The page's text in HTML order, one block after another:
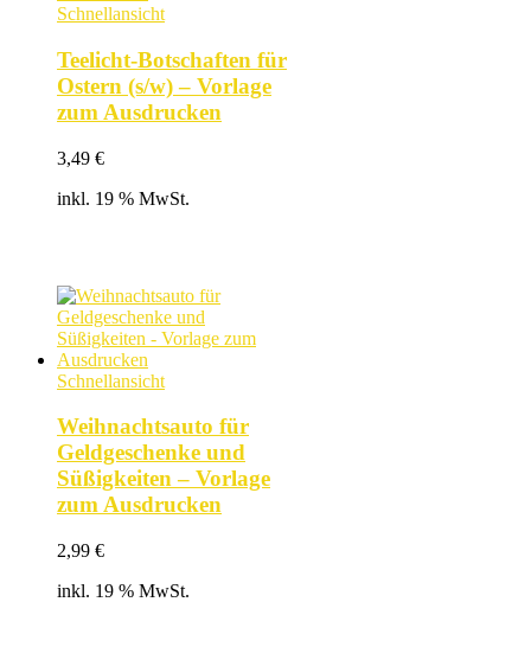
Schnellansicht
Teelicht-Botschaften für
Ostern (s/w) – Vorlage
zum Ausdrucken
3,49 €
inkl. 19 % MwSt.
Schnellansicht
Weihnachtsauto für
Geldgeschenke und
Süßigkeiten – Vorlage
zum Ausdrucken
2,99 €
inkl. 19 % MwSt.